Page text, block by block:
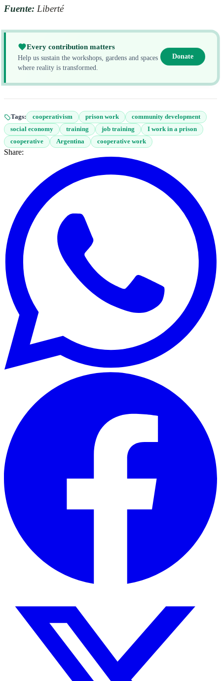
Fuente: Liberté
Every contribution matters
Help us sustain the workshops, gardens and spaces
where reality is transformed.
Donate
Tags: cooperativism prison work
community development
social economy
training job training
I work in a prison
cooperative
Argentina cooperative work
Share: